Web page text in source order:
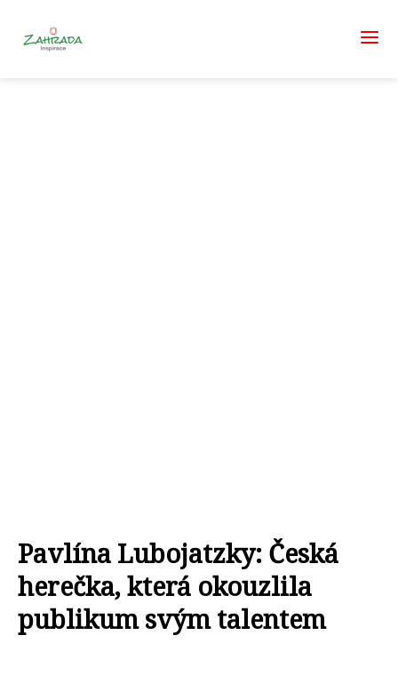
Pavlína Lubojatzky: Česká
herečka, která okouzlila
publikum svým talentem